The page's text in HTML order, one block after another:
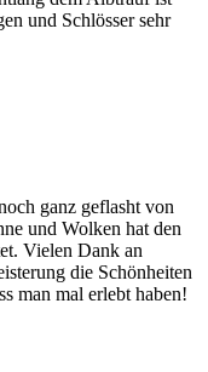
und Schlösser sehr
ganz geflasht von
und Wolken hat den
Vielen Dank an
die Schönheiten
man mal erlebt haben!